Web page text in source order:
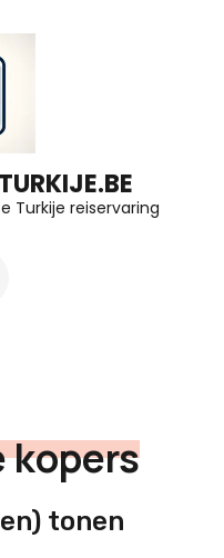
Turkije reiservaring
tonen